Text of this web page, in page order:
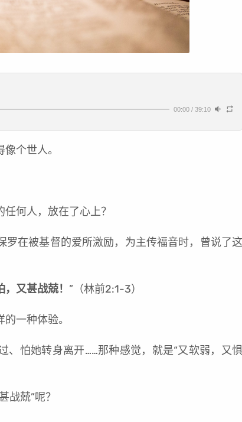
00:00 / 39:10
个世人。
何人，放在了心上？
在被基督的爱所激励，为主传福音时，曾说了这
又甚战兢！ ”（林前2:1-3）
一种体验。
、怕她转身离开……那种感觉，就是“又软弱，又惧
战兢”呢？